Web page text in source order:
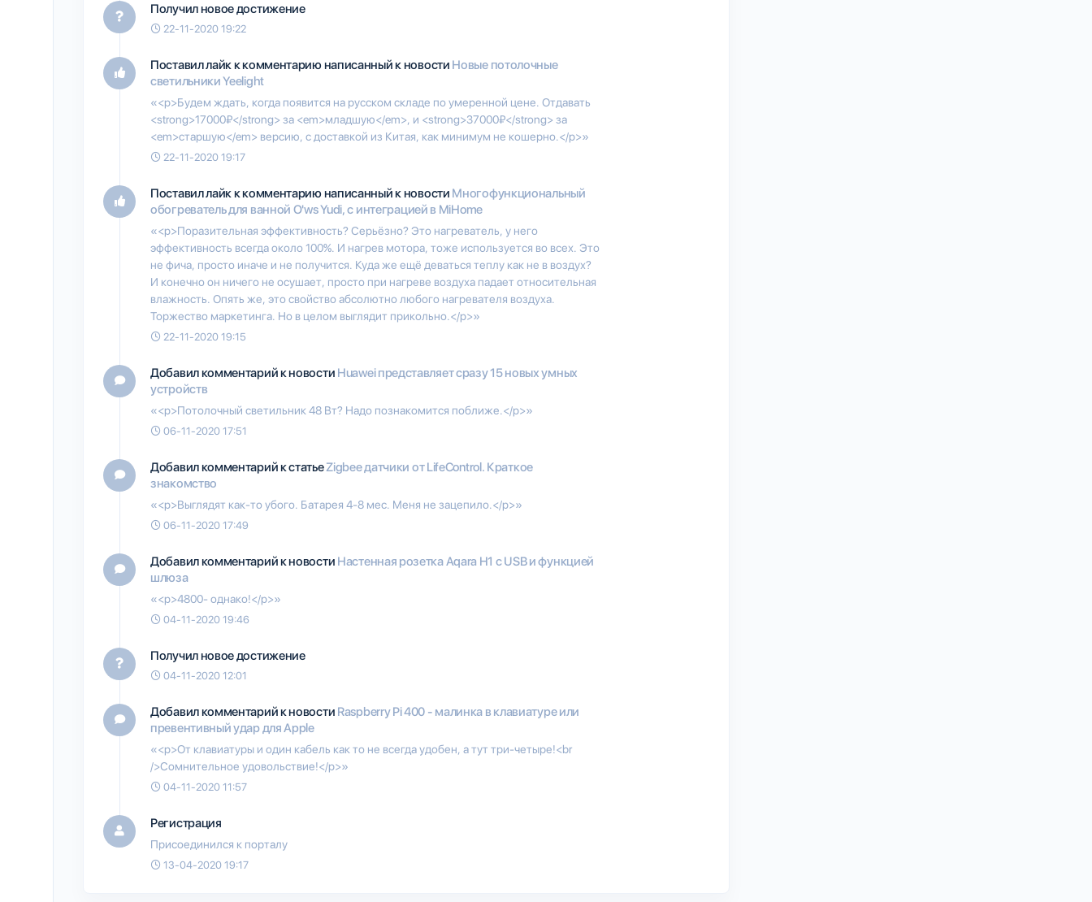
Получил новое достижение
22-11-2020 19:22
Поставил лайк к комментарию написанный к новости Новые потолочные
светильники Yeelight
«<p>Будем ждать, когда появится на русском складе по умеренной цене. Отдавать
<strong>17000₽</strong> за <em>младшую</em>, и <strong>37000₽</strong> за
<em>старшую</em> версию, с доставкой из Китая, как минимум не кошерно.</p>»
22-11-2020 19:17
Поставил лайк к комментарию написанный к новости Многофункциональный
обогреватель для ванной O'ws Yudi, с интеграцией в MiHome
«<p>Поразительная эффективность? Серьёзно? Это нагреватель, у него
эффективность всегда около 100%. И нагрев мотора, тоже используется во всех. Это
не фича, просто иначе и не получится. Куда же ещё деваться теплу как не в воздух?
И конечно он ничего не осушает, просто при нагреве воздуха падает относительная
влажность. Опять же, это свойство абсолютно любого нагревателя воздуха.
Торжество маркетинга. Но в целом выглядит прикольно.</p>»
22-11-2020 19:15
Добавил комментарий к новости Huawei представляет сразу 15 новых умных
устройств
«<p>Потолочный светильник 48 Вт? Надо познакомится поближе.</p>»
06-11-2020 17:51
Добавил комментарий к статьеZigbee датчики от LifeControl. Краткое
знакомство
«<p>Выглядят как-то убого. Батарея 4-8 мес. Меня не зацепило.</p>»
06-11-2020 17:49
Добавил комментарий к новости Настенная розетка Aqara H1 с USB и функцией
шлюза
«<p>4800- однако!</p>»
04-11-2020 19:46
Получил новое достижение
04-11-2020 12:01
Добавил комментарий к новости Raspberry Pi 400 - малинка в клавиатуре или
превентивный удар для Apple
«<p>От клавиатуры и один кабель как то не всегда удобен, а тут три-четыре!<br
/>Сомнительное удовольствие!</p>»
04-11-2020 11:57
Регистрация
Присоединился к порталу
13-04-2020 19:17